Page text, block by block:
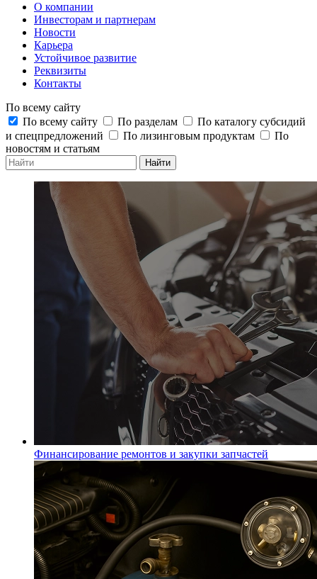
О компании
Инвесторам и партнерам
Новости
Карьера
Устойчивое развитие
Реквизиты
Контакты
По всему сайту
По всему сайту
По разделам
По каталогу субсидий
и спецпредложений
По лизинговым продуктам
По
новостям и статьям
Найти
Финансирование ремонтов и закупки запчастей